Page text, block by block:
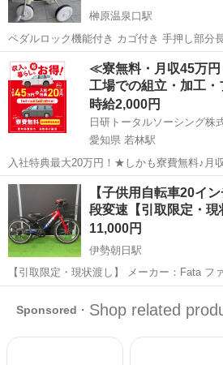
榊原温泉口駅
ペダルロック機能付き カゴ付き 手押し部分
大人が後ろから押して歩けます。 白のおしゃれで可愛い三輪車です。
まだまだ使用していただけるのでどうぞ。 他にも子供用品沢山ござい
ますの...
三重 津市 榊原温泉口駅 三輪車
≪寮無料・月収45万
工場での組立・加工・
時給2,000円
日研トータルソーシング株
愛知県 若林駅
入社特典最大20万円！★しかも寮費無料♪月
目で年収560万円も可能！あなたの手で自動車
仕事について トヨタ車体各工場でのミニバ
諸作業。 【プレス】巨...
愛知 豊田市 若林駅 その他
【子供用自転車20イ
段変速【引取限定・
11,000円
伊勢朝日駅
【引取限定・現状渡し】 メーカー：Fata ファータ 子供用自転車 ・20
インチ ・ライト装着 ・鍵2本 ・6段変速 ・使用上によるキズ、サビ、
汚れ等あります タイヤサ...